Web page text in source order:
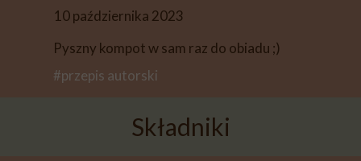
10 października 2023
Pyszny kompot w sam raz do obiadu ;)
#przepis autorski
Składniki